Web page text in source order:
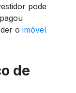
pode
o imóvel
de